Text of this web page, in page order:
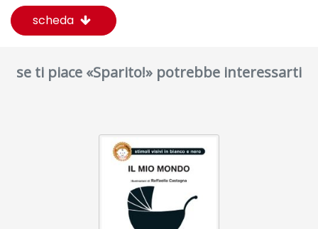
scheda
se ti piace «Sparito!» potrebbe interessarti